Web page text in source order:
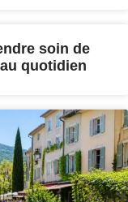
soin de
quotidien